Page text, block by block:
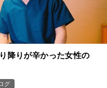
降りが辛かった女性の
グ